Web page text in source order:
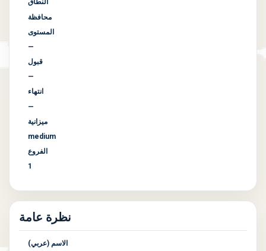
النطاق
محافظة
المستوى
—
قبول
—
انتهاء
—
ميزانية
medium
الفروع
1
نظرة عامة
الاسم (عربي)